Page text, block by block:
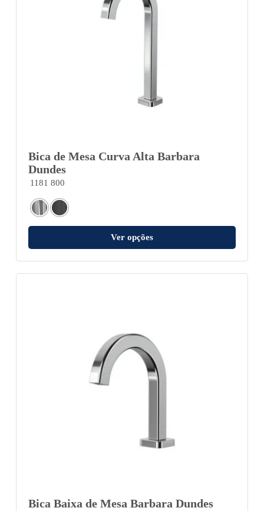
Bica de Mesa Curva Alta Barbara
Dundes
1181 800
Ver opções
Bica Baixa de Mesa Barbara Dundes